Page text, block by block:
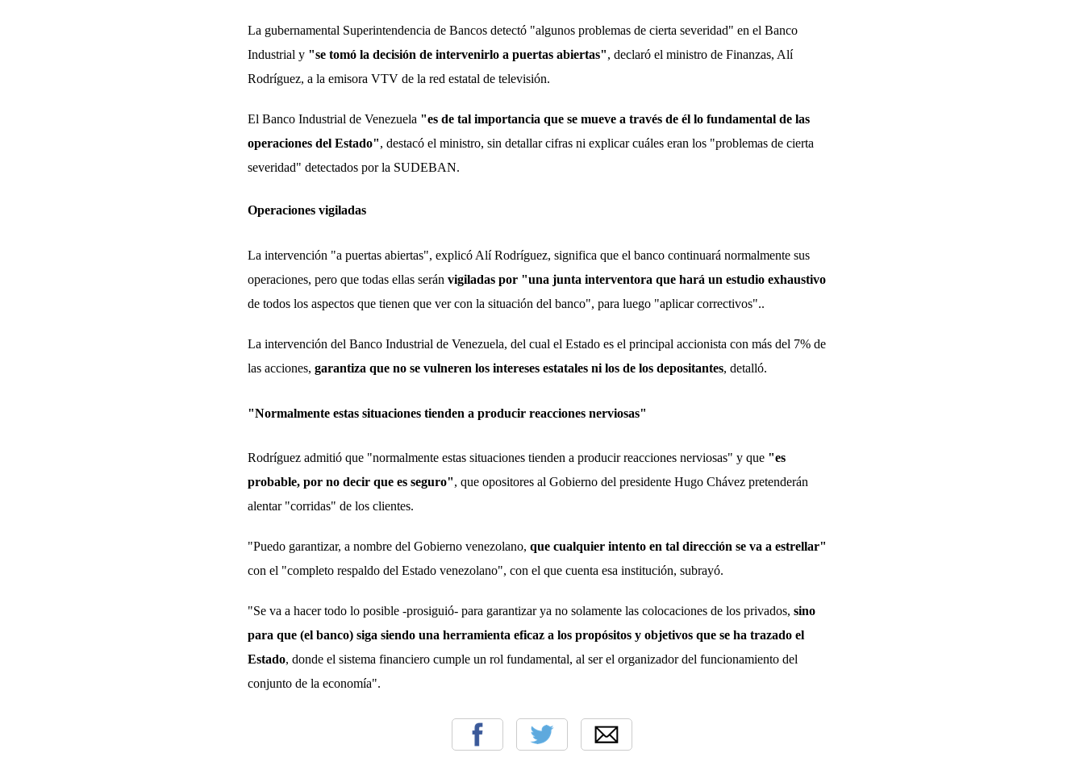
La gubernamental Superintendencia de Bancos detectó "algunos problemas de cierta severidad" en el Banco
Industrial y "se tomó la decisión de intervenirlo a puertas abiertas", declaró el ministro de Finanzas, Alí
Rodríguez, a la emisora VTV de la red estatal de televisión.
El Banco Industrial de Venezuela "es de tal importancia que se mueve a través de él lo fundamental de las
operaciones del Estado", destacó el ministro, sin detallar cifras ni explicar cuáles eran los "problemas de cierta
severidad" detectados por la SUDEBAN.
Operaciones vigiladas
La intervención "a puertas abiertas", explicó Alí Rodríguez, significa que el banco continuará normalmente sus
operaciones, pero que todas ellas serán vigiladas por "una junta interventora que hará un estudio exhaustivo
de todos los aspectos que tienen que ver con la situación del banco", para luego "aplicar correctivos"..
La intervención del Banco Industrial de Venezuela, del cual el Estado es el principal accionista con más del 7% de
las acciones, garantiza que no se vulneren los intereses estatales ni los de los depositantes, detalló.
"Normalmente estas situaciones tienden a producir reacciones nerviosas"
Rodríguez admitió que "normalmente estas situaciones tienden a producir reacciones nerviosas" y que "es
probable, por no decir que es seguro", que opositores al Gobierno del presidente Hugo Chávez pretenderán
alentar "corridas" de los clientes.
"Puedo garantizar, a nombre del Gobierno venezolano, que cualquier intento en tal dirección se va a estrellar"
con el "completo respaldo del Estado venezolano", con el que cuenta esa institución, subrayó.
"Se va a hacer todo lo posible -prosiguió- para garantizar ya no solamente las colocaciones de los privados, sino
para que (el banco) siga siendo una herramienta eficaz a los propósitos y objetivos que se ha trazado el
Estado, donde el sistema financiero cumple un rol fundamental, al ser el organizador del funcionamiento del
conjunto de la economía".